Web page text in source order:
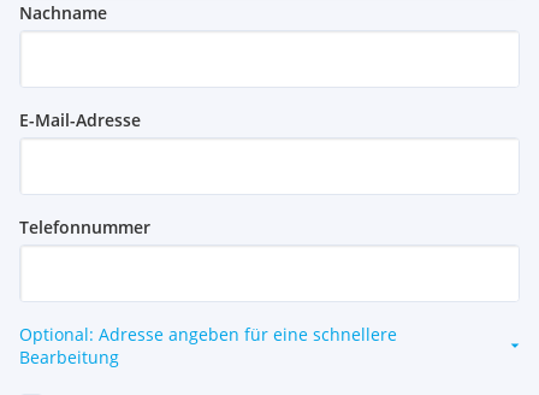
Nachname
E-Mail-Adresse
Telefonnummer
Optional: Adresse angeben für eine schnellere
Bearbeitung